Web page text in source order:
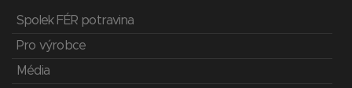
Spolek FÉR potravina
Pro výrobce
Média